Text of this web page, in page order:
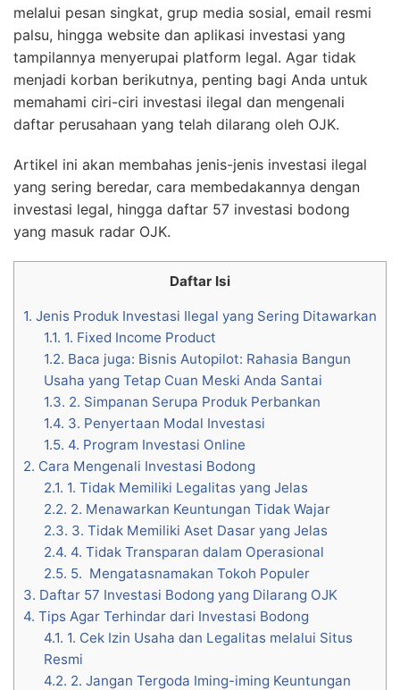
melalui pesan singkat, grup media sosial, email resmi
palsu, hingga website dan aplikasi investasi yang
tampilannya menyerupai platform legal. Agar tidak
menjadi korban berikutnya, penting bagi Anda untuk
memahami ciri-ciri investasi ilegal dan mengenali
daftar perusahaan yang telah dilarang oleh OJK.
Artikel ini akan membahas jenis-jenis investasi ilegal
yang sering beredar, cara membedakannya dengan
investasi legal, hingga daftar 57 investasi bodong
yang masuk radar OJK.
Daftar Isi
1. Jenis Produk Investasi Ilegal yang Sering Ditawarkan
1.1. 1. Fixed Income Product
1.2. Baca juga: Bisnis Autopilot: Rahasia Bangun
Usaha yang Tetap Cuan Meski Anda Santai
1.3. 2. Simpanan Serupa Produk Perbankan
1.4. 3. Penyertaan Modal Investasi
1.5. 4. Program Investasi Online
2. Cara Mengenali Investasi Bodong
2.1. 1. Tidak Memiliki Legalitas yang Jelas
2.2. 2. Menawarkan Keuntungan Tidak Wajar
2.3. 3. Tidak Memiliki Aset Dasar yang Jelas
2.4. 4. Tidak Transparan dalam Operasional
2.5. 5. Mengatasnamakan Tokoh Populer
3. Daftar 57 Investasi Bodong yang Dilarang OJK
4. Tips Agar Terhindar dari Investasi Bodong
4.1. 1. Cek Izin Usaha dan Legalitas melalui Situs
Resmi
4.2. 2. Jangan Tergoda Iming-iming Keuntungan